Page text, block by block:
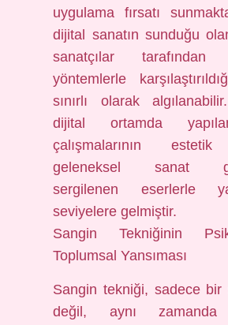
uygulama fırsatı
dijital sanatın sunduğu
sanatçılar tarafından
yöntemlerle
sınırlı olarak
dijital ortamda
çalışmalarının
geleneksel sanat
sergilenen eserlerle
seviyelere gelmiştir.
Sangin Tekniğinin
Toplumsal Yansıması
Sangin tekniği, sadece bir
değil, aynı zamanda